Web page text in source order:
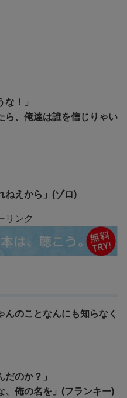
！」
ら、俺達は誰を信じりゃい
ねえから」(ゾロ)
リンク
のことなんにも知らなく
だのか？」
、俺の名を」(フランキー)